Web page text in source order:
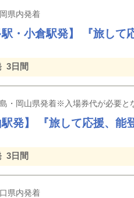
県内発着
駅・小倉駅発】 『旅し
3日間
・岡山県発着※入場券代が必要と
駅発】 『旅して応援、
3日間
県内発着